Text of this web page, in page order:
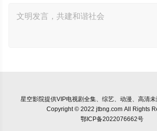
星空影院提供VIP电视剧全集、综艺、动漫、高清
Copyright © 2022 jtbng.com All Rights
鄂ICP备2022076662号